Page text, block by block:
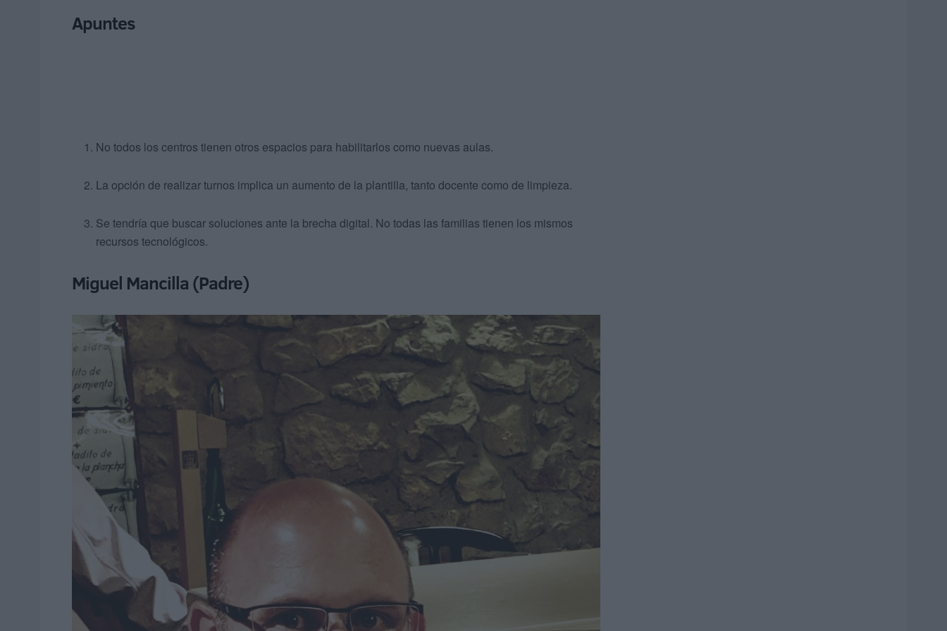
Apuntes
No todos los centros tienen otros espacios para habilitarlos como nuevas aulas.
La opción de realizar turnos implica un aumento de la plantilla, tanto docente como de limpieza.
Se tendría que buscar soluciones ante la brecha digital. No todas las familias tienen los mismos
recursos tecnológicos.
Miguel Mancilla (Padre)